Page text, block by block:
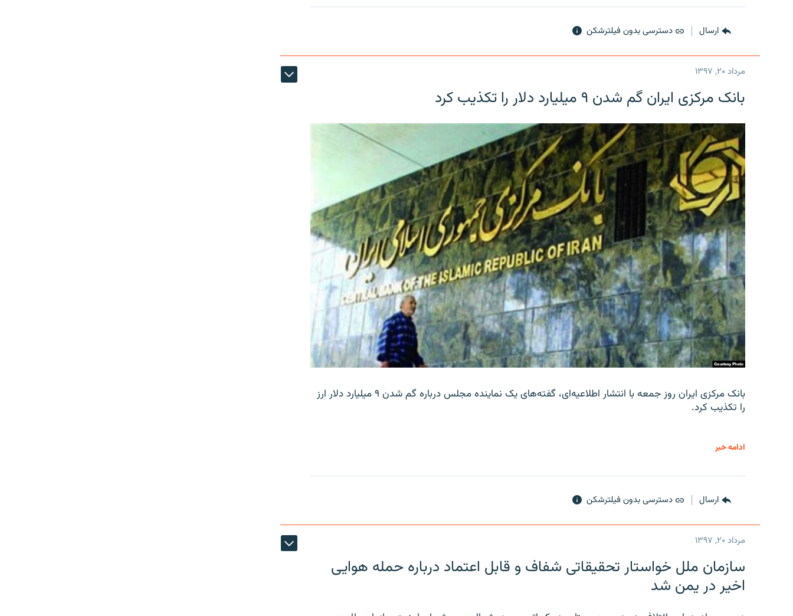
ارسال دسترسی بدون فیلترشکن
مرداد ۲۰, ۱۳۹۷
بانک مرکزی ایران گم شدن ۹ میلیارد دلار را تکذیب کرد
بانک مرکزی ایران روز جمعه با انتشار اطلاعیه‌ای، گفته‌های یک نماینده مجلس درباره گم شدن ۹ میلیارد دلار ارز
را تکذیب کرد.
ادامه خبر
ارسال دسترسی بدون فیلترشکن
مرداد ۲۰, ۱۳۹۷
سازمان ملل خواستار تحقیقاتی شفاف و قابل اعتماد درباره حمله هوایی
اخیر در یمن شد